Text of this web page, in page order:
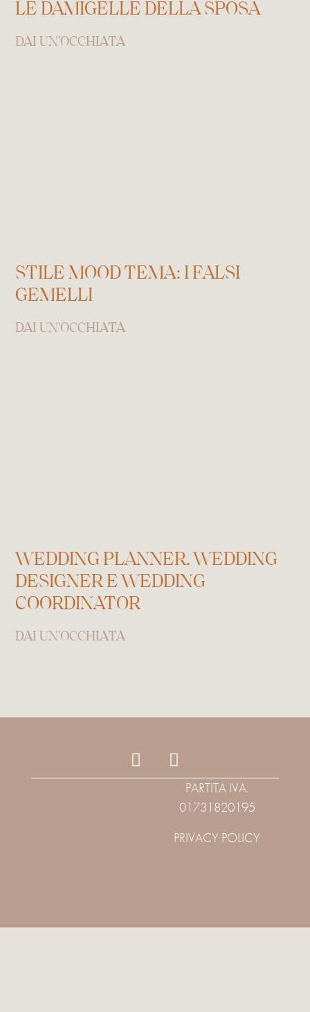
LE DAMIGELLE DELLA SPOSA
DAI UN'OCCHIATA
STILE MOOD TEMA: I FALSI
GEMELLI
DAI UN'OCCHIATA
WEDDING PLANNER, WEDDING
DESIGNER E WEDDING
COORDINATOR
DAI UN'OCCHIATA
PARTITA IVA:
01731820195
PRIVACY POLICY